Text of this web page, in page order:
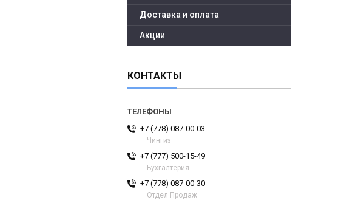
Доставка и оплата
Акции
КОНТАКТЫ
+7 (778) 087-00-03
Чингиз
+7 (777) 500-15-49
Бухгалтерия
+7 (778) 087-00-30
Отдел Продаж